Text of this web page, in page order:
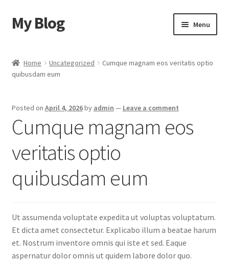
Skip
to
Skip
to
My Blog Menu
Cart
Checkout
My account
Sample Page
Shop
Home Uncategorized
Cumque magnam eos veritatis optio
quibusdam eum
Posted on April 4, 2026by admin — Leave a comment
Cumque magnam eos
veritatis optio
quibusdam eum
Ut assumenda voluptate expedita ut voluptas voluptatum.
Et dicta amet consectetur. Explicabo illum a beatae harum
et. Nostrum inventore omnis qui iste et sed. Eaque
aspernatur dolor omnis ut quidem labore dolor quo.